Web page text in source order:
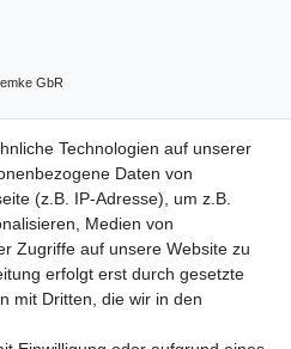
GbR
GbR
Technologien auf unserer
Daten von
(z.B. IP-Adresse), um z.B.
Medien von
Zugriffe auf unsere Website zu
erfolgt erst durch gesetzte
mit Dritten, die wir in den